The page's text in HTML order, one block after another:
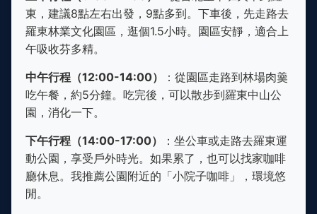
東，建議8點左右出發，9點多到。下車後，先走路去
羅東林業文化園區，逛個1.5小時。園區安靜，適合上
午吸收芬多精。
中午行程（12:00-14:00）
：從園區走路到林場肉羹
吃午餐，約5分鐘。吃完後，可以散步到羅東中山公
園，消化一下。
下午行程（14:00-17:00）
：坐公車或走路去羅東運
動公園，享受戶外時光。如果累了，也可以找家咖啡
廳休息。我推薦公園附近的「小院子咖啡」，環境悠
閒。